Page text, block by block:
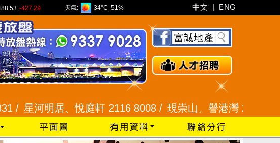
-427.29 天氣: 34°C 51% 中文 | ENG
河明居、悅庭軒 2116 8008 /現崇山、譽港灣 2345 9926 /